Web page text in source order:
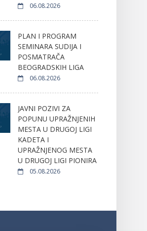
06.08.2026
PLAN I PROGRAM
SEMINARA SUDIJA I
POSMATRAČA
BEOGRADSKIH LIGA
06.08.2026
JAVNI POZIVI ZA
POPUNU UPRAŽNJENIH
MESTA U DRUGOJ LIGI
KADETA I
UPRAŽNJENOG MESTA
U DRUGOJ LIGI PIONIRA
05.08.2026